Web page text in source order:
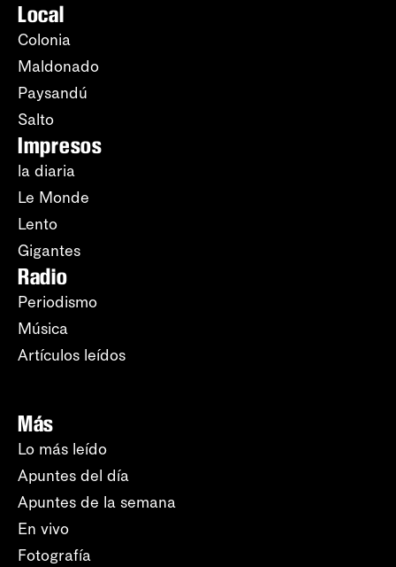
Local
Colonia
Maldonado
Paysandú
Salto
Impresos
la diaria
Le Monde
Lento
Gigantes
Radio
Periodismo
Música
Artículos leídos
Más
Lo más leído
Apuntes del día
Apuntes de la semana
En vivo
Fotografía